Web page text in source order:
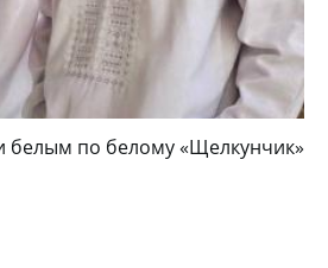
по белому «Щелкунчик»